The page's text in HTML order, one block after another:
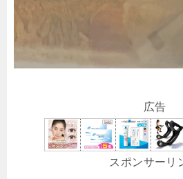
広告
スポンサーリ